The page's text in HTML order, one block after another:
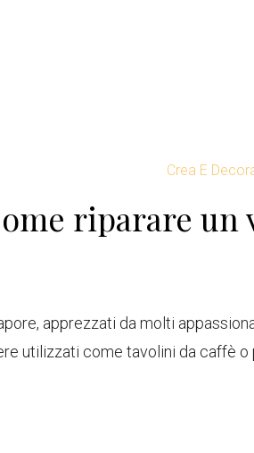
Crea E
riparare un
apprezzati da molti
utilizzati come tavolini da caffè o